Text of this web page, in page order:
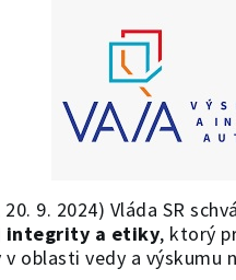
9. 2024) Vláda SR
integrity a etiky, ktorý
oblasti vedy a výskumu